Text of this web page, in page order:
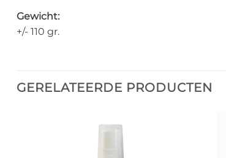
Gewicht:
+/- 110 gr.
GERELATEERDE PRODUCTEN